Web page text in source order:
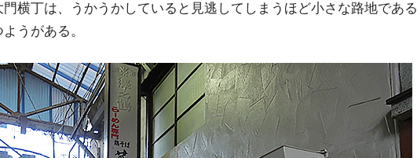
横丁は、うかうかしていると見逃してしまうほど小さな路地である
うがある。